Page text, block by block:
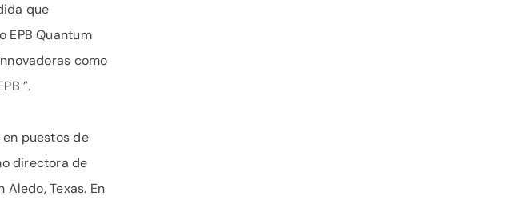
que
EPB Quantum
como
”.
en puestos de
directora de
Texas. En